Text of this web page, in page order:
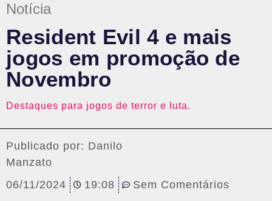
Notícia
Resident Evil 4 e mais
jogos em promoção de
Novembro
Destaques para jogos de terror e luta.
Publicado por: Danilo
Manzato
06/11/2024
19:08 Sem Comentários